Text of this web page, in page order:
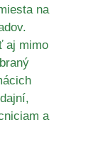
na
aj mimo
a